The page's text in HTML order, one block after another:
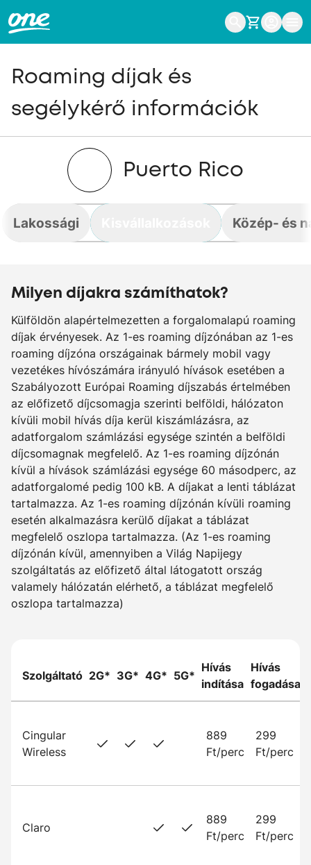
Roaming díjak és
segélykérő információk
Puerto Rico
Lakossági Közép- és
Milyen díjakra számíthatok?
Külföldön alapértelmezetten a forgalomalapú roaming
díjak érvényesek. Az 1-es roaming díjzónában az 1-es
roaming díjzóna országainak bármely mobil vagy
vezetékes hívószámára irányuló hívások esetében a
Szabályozott Európai Roaming díjszabás értelmében
az előfizető díjcsomagja szerinti belföldi, hálózaton
kívüli mobil hívás díja kerül kiszámlázásra, az
adatforgalom számlázási egysége szintén a belföldi
díjcsomagnak megfelelő. Az 1-es roaming díjzónán
kívül a hívások számlázási egysége 60 másodperc, az
adatforgalomé pedig 100 kB. A díjakat a lenti táblázat
tartalmazza. Az 1-es roaming díjzónán kívüli roaming
esetén alkalmazásra kerülő díjakat a táblázat
megfelelő oszlopa tartalmazza. (Az 1-es roaming
díjzónán kívül, amennyiben a Világ Napijegy
szolgáltatás az előfizető által látogatott ország
valamely hálózatán elérhető, a táblázat megfelelő
oszlopa tartalmazza)
Szolgáltató 2G* 3G* 4G* 5G*
Hívás
indítása
Hívás
fogadása
Cingular
Wireless
889
Ft/perc
299
Ft/perc
Claro
889
Ft/perc
299
Ft/perc